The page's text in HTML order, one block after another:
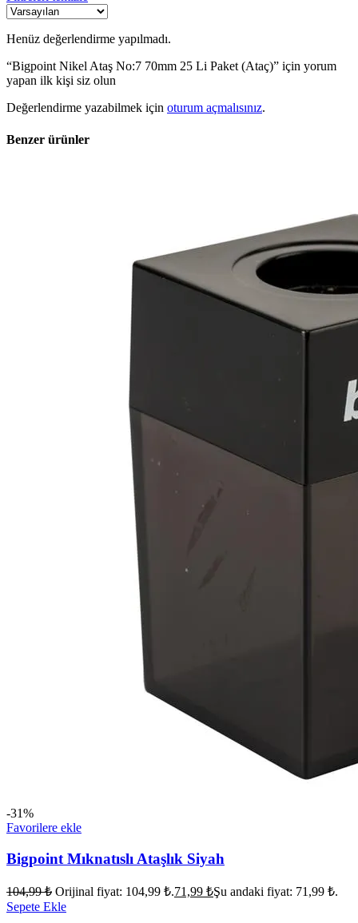
Henüz değerlendirme yapılmadı.
“Bigpoint Nikel Ataş No:7 70mm 25 Li Paket (Ataç)” için yorum
yapan ilk kişi siz olun
Değerlendirme yazabilmek için oturum açmalısınız.
Benzer ürünler
-31%
Favorilere ekle
Bigpoint Mıknatıslı Ataşlık Siyah
104,99₺ Orijinal fiyat: 104,99 ₺.71,99 ₺Şu andaki fiyat: 71,99 ₺.
Sepete Ekle